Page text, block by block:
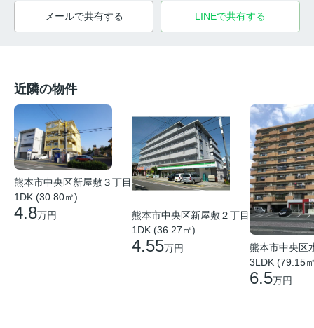
メールで共有する LINEで共有する
近隣の物件
熊本市中央区新屋敷３丁目
1DK (30.80㎡)
4.8万円
熊本市中央区新屋敷２丁目
1DK (36.27㎡)
4.55万円
熊本市中央区
3LDK (79.15
6.5万円